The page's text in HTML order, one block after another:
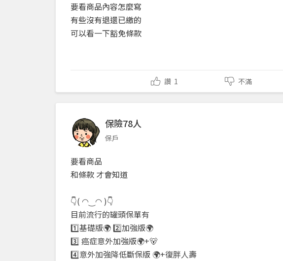
要看商品內容怎麼寫
有些沒有退還已繳的
可以看一下豁免條款
讚 1 不滿
保險78人
保戶
要看商品
和條款 才會知道
👇( ◠‿◠ )👇
目前流行的罐頭保單有
1️⃣基礎版🌍 2️⃣加強版🌍
3️⃣ 癌症意外加強版🌍+🐻
4️⃣意外加強降低斷保版 🌍+復胖人壽